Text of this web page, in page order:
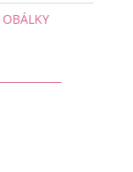
OBÁLKY